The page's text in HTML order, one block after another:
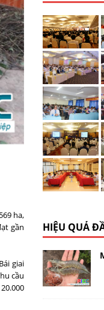
ha,
gần
giai
cầu
HIỆU QUẢ